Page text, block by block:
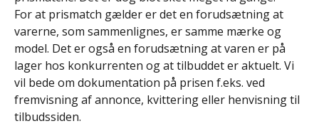
For at prismatch gælder er det en forudsætning at
varerne, som sammenlignes, er samme mærke og
model. Det er også en forudsætning at varen er på
lager hos konkurrenten og at tilbuddet er aktuelt. Vi
vil bede om dokumentation på prisen f.eks. ved
fremvisning af annonce, kvittering eller henvisning til
tilbudssiden.